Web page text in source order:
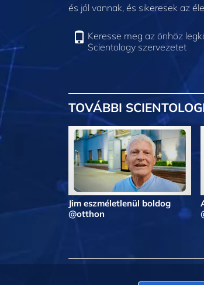
és jól vannak, és sikeresek az
Keresse meg az önhöz
Scientology szervezetet
TOVÁBBI
Jim eszméletlenül boldog
@otthon